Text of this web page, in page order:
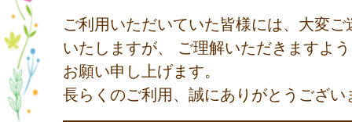
ご利用いただいていた皆様には、大変
いたしますが、 ご理解いただきますよ
お願い申し上げます。
長らくのご利用、誠にありがとうござい